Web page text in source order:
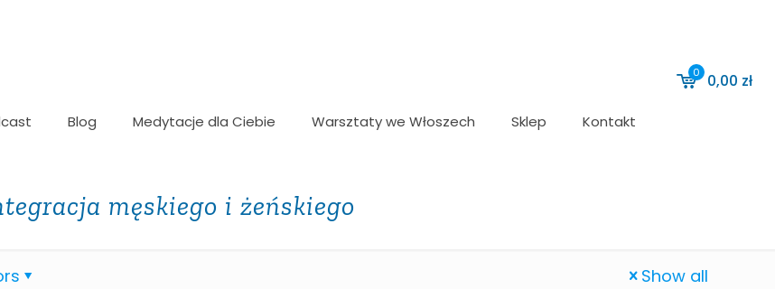
Blog Medytacje dla Ciebie Warsztaty we Włoszech Sklep Kontakt
0 0,00 zł
męskiego i żeńskiego
Show all